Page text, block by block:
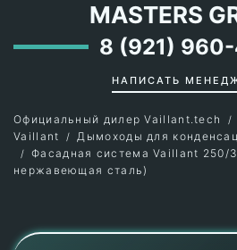
MASTERS
8 (921)
НАПИСАТЬ
Официальный дилер Vaillant.tech
Vaillant
Дымоходы для
Фасадная система Vaillant 250/
нержавеющая сталь)